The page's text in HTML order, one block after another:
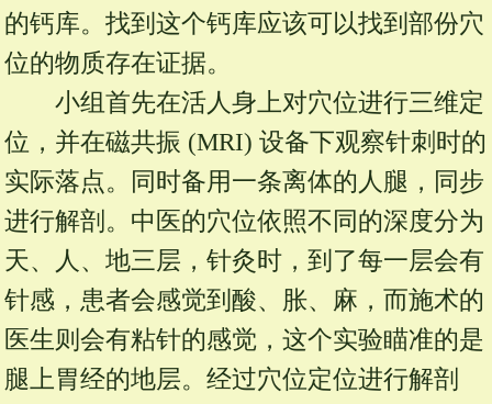
的钙库。找到这个钙库应该可以找到部份穴
位的物质存在证据。
小组首先在活人身上对穴位进行三维定
位，并在磁共振 (MRI) 设备下观察针刺时的
实际落点。同时备用一条离体的人腿，同步
进行解剖。中医的穴位依照不同的深度分为
天、人、地三层，针灸时，到了每一层会有
针感，患者会感觉到酸、胀、麻，而施术的
医生则会有粘针的感觉，这个实验瞄准的是
腿上胃经的地层。经过穴位定位进行解剖